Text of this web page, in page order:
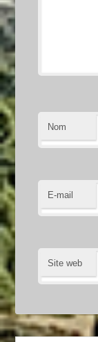
Nom
E-mail
Site web